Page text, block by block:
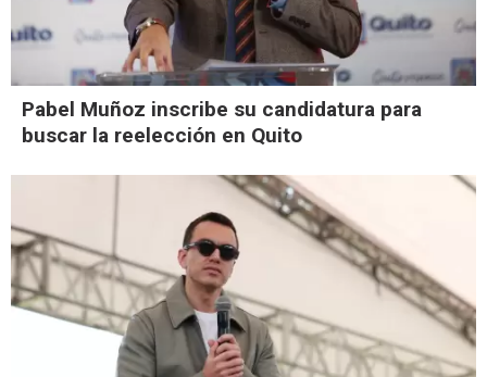
Pabel Muñoz inscribe su candidatura para
buscar la reelección en Quito